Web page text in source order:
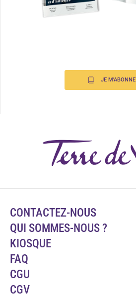
JE M'ABONNE
CONTACTEZ-NOUS
QUI SOMMES-NOUS ?
KIOSQUE
FAQ
CGU
CGV